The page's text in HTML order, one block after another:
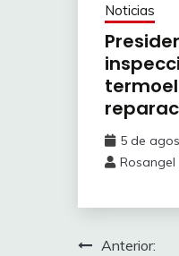
Noticias
5 de
Rosangel
Anterior: